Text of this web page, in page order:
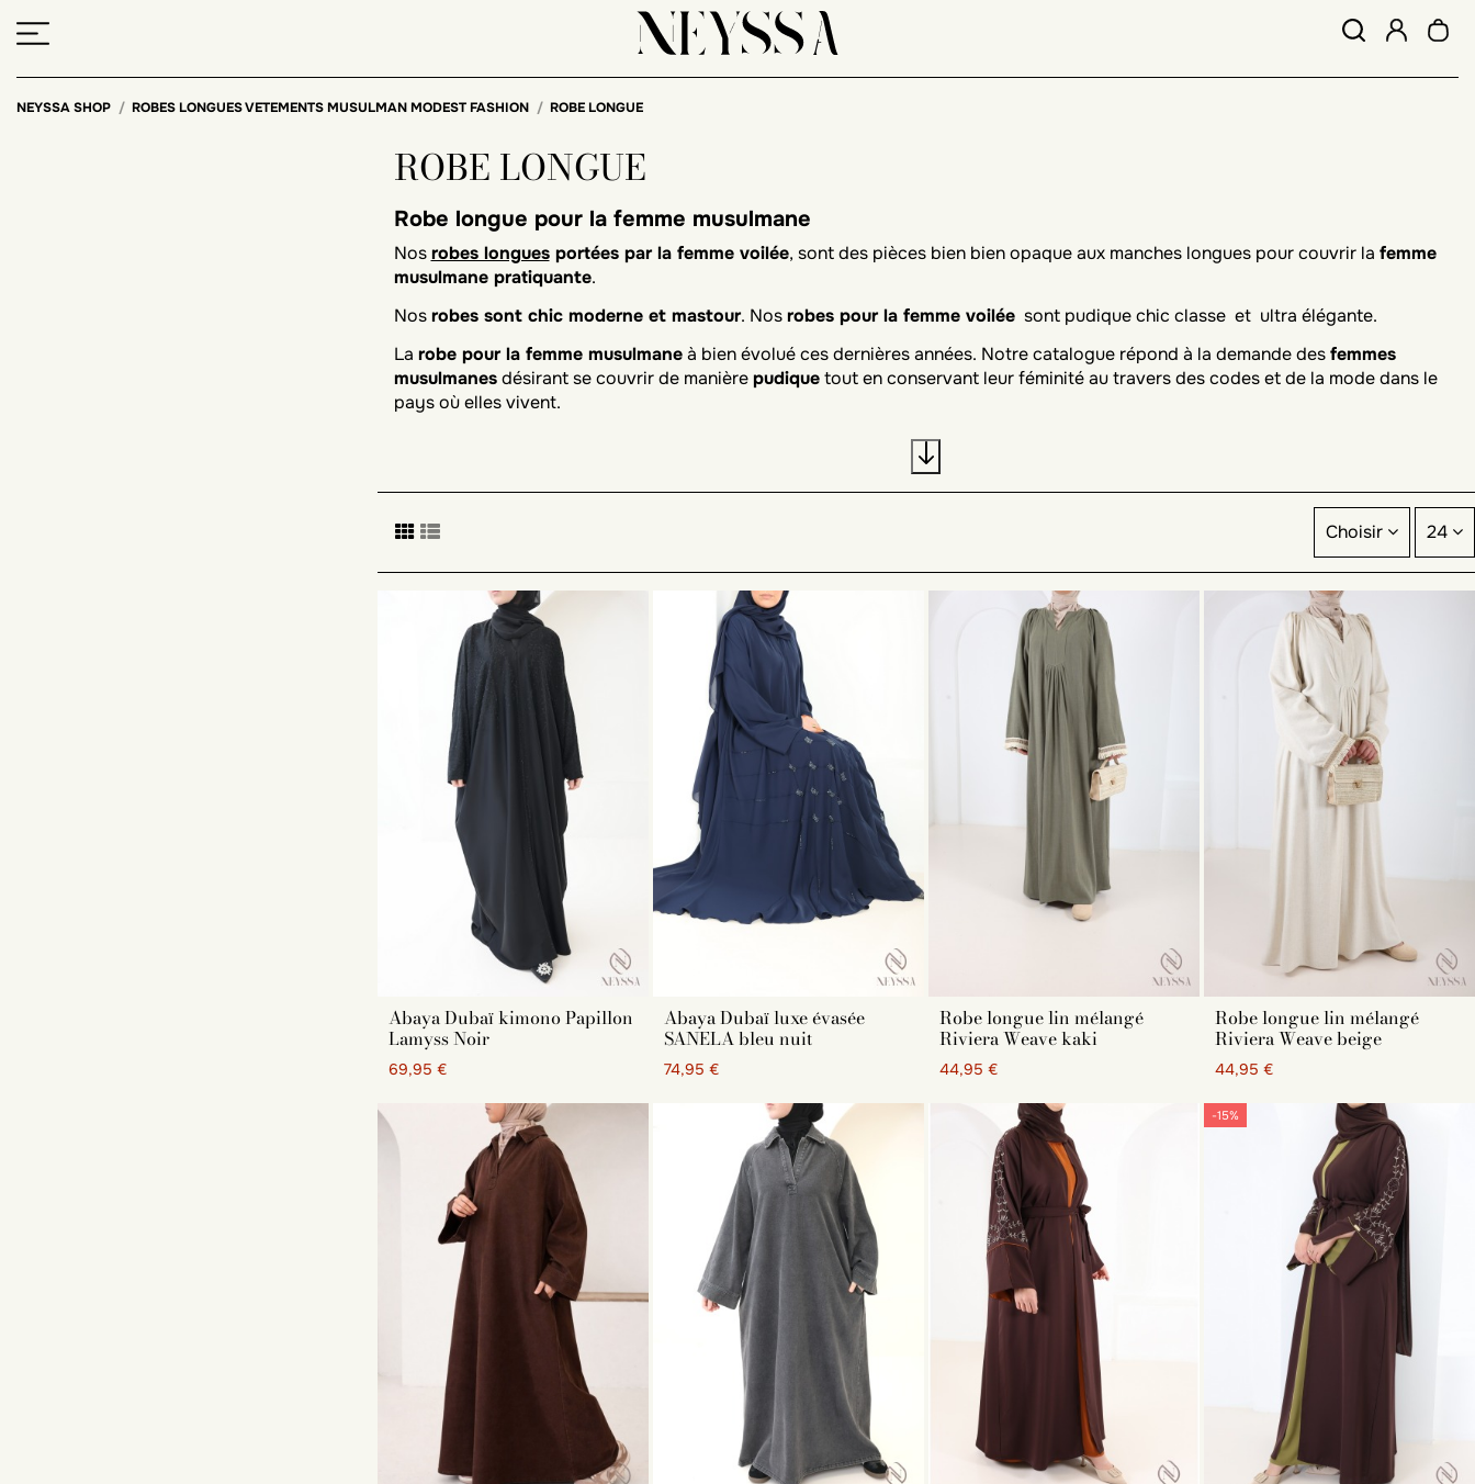
NEYSSA SHOP ROBES LONGUES VETEMENTS MUSULMAN MODEST FASHION ROBE LONGUE
ROBE LONGUE
Robe longue pour la femme musulmane
Nosrobes longuesportées par la femme voilée, sont des pièces bien bien opaque aux manches longues pour couvrir la femme
musulmane pratiquante.
Nosrobes sont chic moderne et mastour. Nosrobes pour la femme voiléesont pudique chic classe et ultra élégante.
La robe pour la femme musulmaneà bien évolué ces dernières années. Notre catalogue répond à la demande desfemmes
musulmanesdésirant se couvrir de manièrepudiquetout en conservant leur féminité au travers des codes et de la mode dans le
pays où elles vivent.
La France est le pays de la mode! La mode fait partie de la culture Française, et les
manière convenable pour ainsi pratiquer leur religion en adéquation avec leur environnement quotidien. C'est pourquoi il nous à
parut essentiel de conciliermode et pudeurdans tout ce que nous proposons.
Vous trouverez chez Neyssa Shop
mais aussi des robes longues plus légères
se sentir au top est essentiel à chacune
Retrouvez aussi nos
robes mastour allaitement pour ne pas oublier les femmesmusulmane qui allaitent , ainsi que nos robes
pour les femmes de plus de 1m75
Vous trouverez aussi des robes spécialement conçues pour les
femmes de moins de 1m65
aussi. Retrouvez l'ensemble de la
collectionrobe et abaya femme musulmane
en ligne également sur notre site.
Découvrez toute notre gamme de
hijab assortis à nos tenues pour finaliser votre look en toute élégance.
Les vêtements traditionnels de la femme émiratie
La tradition vestimentaire Emiratie est encore mal connue. Hormis les , peu de gens connaissent le stylevestimentaire
typique de laculture islamique . Les Emirats sont conservateurs en ce qui concerne leur
certaine mesure, adoptent strictement ce que la modestie offre dans les
textes islamiques
ne cesse de passionner depuis des décennies et prend toute sa place parmi nos collections depuis la création de notre
en ligne pour femme musulmane.
Nous vous proposons un vas choix de
vêtements traditionnels de la femme aux Emirats
Retrouvez également :
Nos robes papillon
Nos robes de prière
Nos robes papillon Dubaï
Nos robes longues fleuries
Nos robes longues Dubaï
Nos robes pull longues
Nos kimonos femme
Nos robes d'allaitement
Nos robes de sport
Nos robes moins de 1m65
Choisir 24
Abaya Dubaï kimono Papillon
Lamyss Noir
69,95 €
Abaya Dubaï luxe évasée
SANELA bleu nuit
74,95 €
Robe longue lin mélangé
Riviera Weave kaki
44,95 €
Robe longue lin mélangé
Riviera Weave beige
44,95 €
-15%